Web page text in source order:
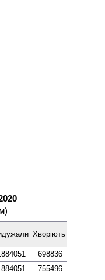
Хворіють
698836
755496